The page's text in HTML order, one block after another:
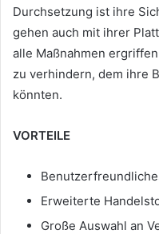
Durchsetzung ist ihre
gehen auch mit ihrer
alle Maßnahmen
zu verhindern, dem ihre
könnten.
VORTEILE
Erweiterte
Große Auswahl an